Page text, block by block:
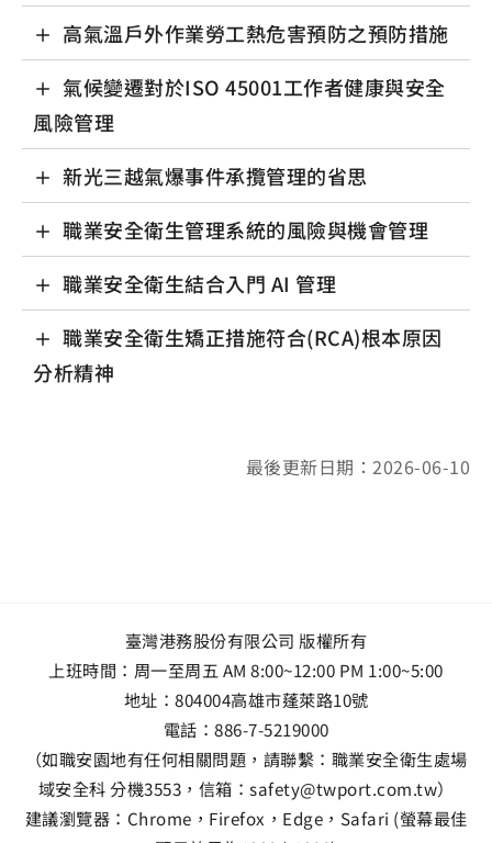
高氣溫戶外作業勞工熱危害預防之預防措施
氣候變遷對於ISO 45001工作者健康與安全
風險管理
新光三越氣爆事件承攬管理的省思
職業安全衛生管理系統的風險與機會管理
職業安全衛生結合入門 AI 管理
職業安全衛生矯正措施符合(RCA)根本原因
分析精神
最後更新日期：2026-06-10
臺灣港務股份有限公司 版權所有
上班時間：周一至周五 AM 8:00~12:00 PM 1:00~5:00
地址： 804004高雄市蓬萊路10號
電話： 886-7-5219000
（如職安園地有任何相關問題，請聯繫：職業安全衛生處場
域安全科 分機3553，信箱：safety@twport.com.tw）
建議瀏覽器：Chrome，Firefox，Edge，Safari (螢幕最佳